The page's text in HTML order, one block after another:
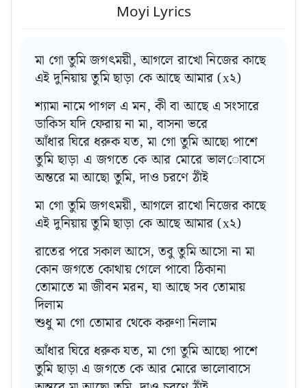
Moyi Lyrics
মা গো তুমি জগৎময়ী, আগলে রাখো নিজের কাছে
এই দুনিয়ায় তুমি ছাড়া কে আছে আমার (x২)
শ্যামা নামে পাগল এ মন, কী বা আছে এ সংসারে
ডাকিস যদি ফেরায় না মা, বাসনা ভরে
আঁধার ঘিরে ধরুক যত, মা গো তুমি আছো পাশে
তুমি ছাড়া এ জগতে কে আর মোরে ভালোবাসে
অন্তরে মা আছো তুমি, দাও চরণে ঠাঁই
মা গো তুমি জগৎময়ী, আগলে রাখো নিজের কাছে
এই দুনিয়ায় তুমি ছাড়া কে আছে আমার (x২)
রাতের পরে সকাল আসে, তবু তুমি আসো না মা
কোন জগতে কোথায় গেলে পাবো ঠিকানা
তোমাতে মা জীবন মরন, যা আছে সব তোমায়
দিলাম
শুধু মা গো তোমার থেকে করুণা নিলাম
আঁধার ঘিরে ধরুক যত, মা গো তুমি আছো পাশে
তুমি ছাড়া এ জগতে কে আর মোরে ভালোবাসে